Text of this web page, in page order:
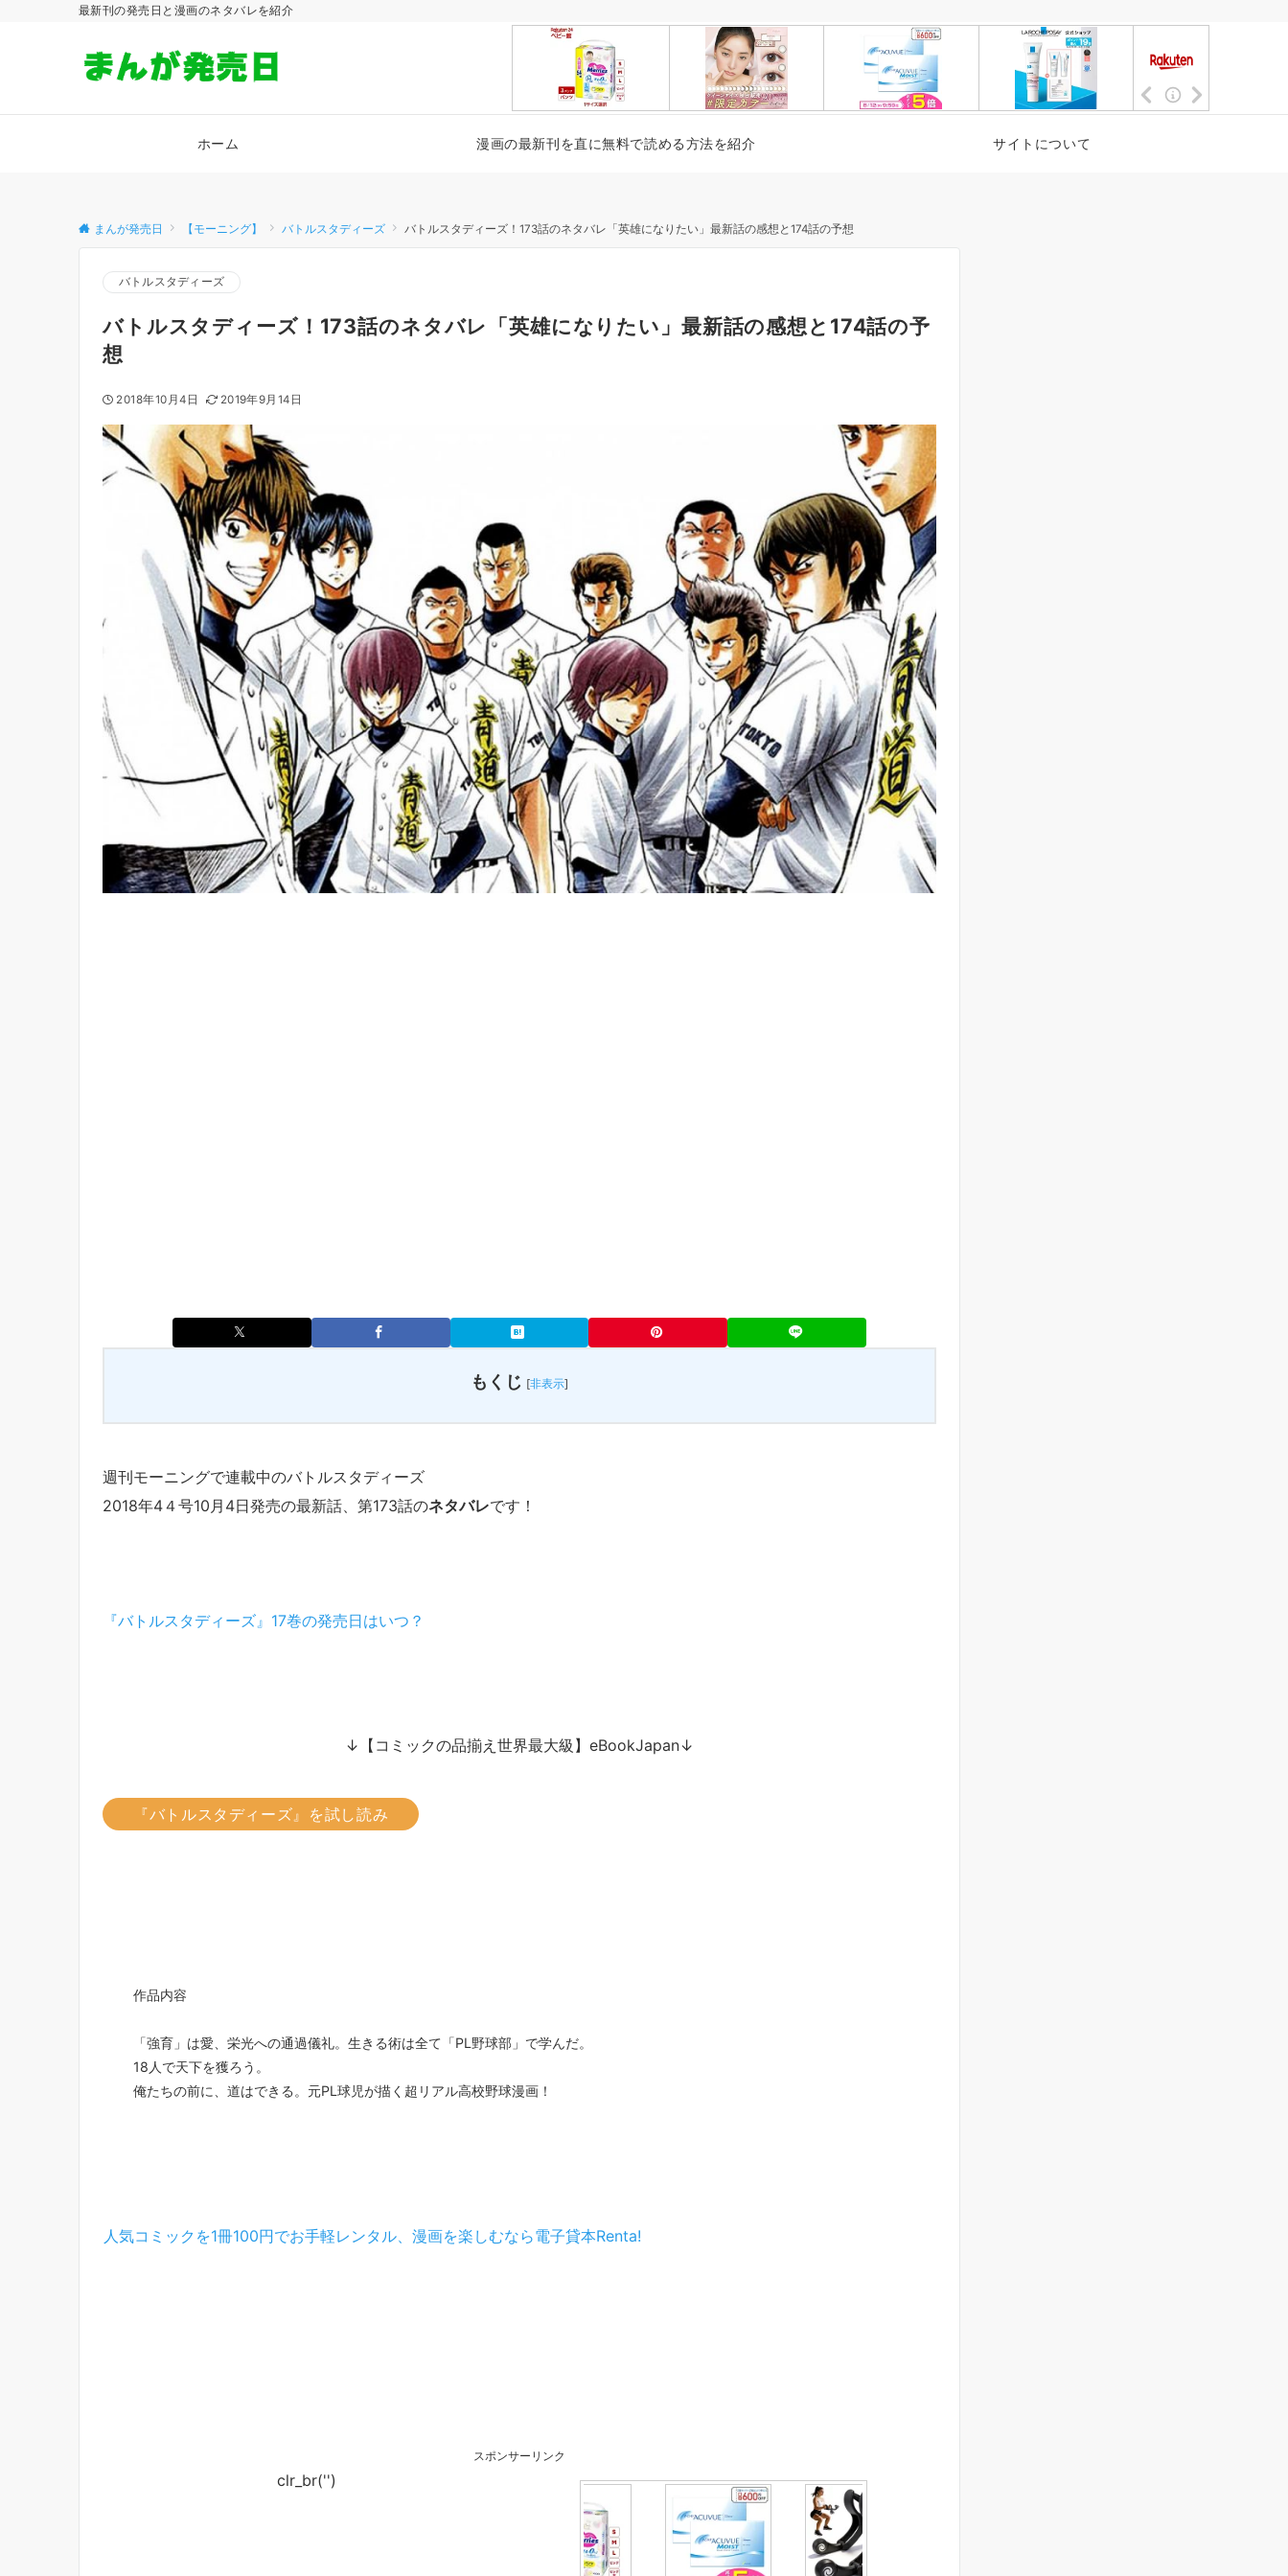
最新刊の発売日と漫画のネタバレを紹介
ホーム 漫画の最新刊を直に無料で読める方法を紹介 サイトについて
まんが発売日 【モーニング】 バトルスタディーズ バトルスタディーズ！173話のネタバレ「英雄になりたい」最新話の感想と174話の予想
バトルスタディーズ
バトルスタディーズ！173話のネタバレ「英雄になりたい」最新話の感想と174話の予
想
2018年10月4日 2019年9月14日
もくじ [非表示]
週刊モーニングで連載中のバトルスタディーズ
2018年4４号10月4日発売の最新話、第173話のネタバレです！
『バトルスタディーズ』17巻の発売日はいつ？
↓【コミックの品揃え世界最大級】eBookJapan↓
『バトルスタディーズ』を試し読み
作品内容
「強育」は愛、栄光への通過儀礼。生きる術は全て「PL野球部」で学んだ。
18人で天下を獲ろう。
俺たちの前に、道はできる。元PL球児が描く超リアル高校野球漫画！
人気コミックを1冊100円でお手軽レンタル、漫画を楽しむなら電子貸本Renta!
スポンサーリンク
clr_br('')